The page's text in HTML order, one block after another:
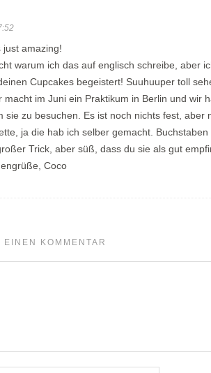
just amazing!
warum ich das auf englisch schreibe, aber
Cupcakes begeistert! Suuhuuper toll
macht im Juni ein Praktikum in Berlin und wir
sie zu besuchen. Es ist noch nichts fest,
ja die hab ich selber gemacht.
Trick, aber süß, dass du sie als gut
Coco
KOMMENTAR